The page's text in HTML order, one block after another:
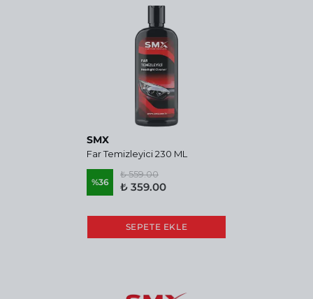
SMX
Far Temizleyici 230 ML
%36
₺ 559.00
₺ 359.00
SEPETE EKLE